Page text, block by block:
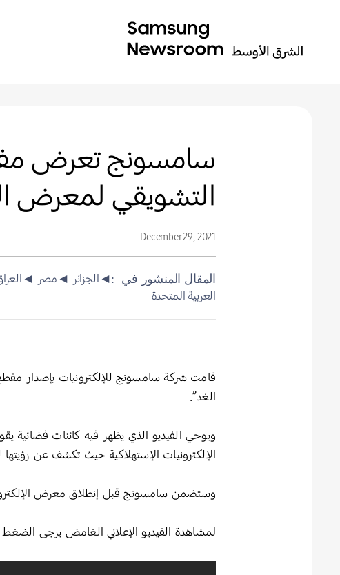
سامسونج تعرض
التشويقي لمعرض
December 29, 2021
المقال المنشور في ◄الجزائر ◄مصر
العربية المتحدة
الغد”.
ويوحي الفيديو الذي يظهر فيه كائنات
الإلكترونيات الإستهلاكية حيث تكشف عن
وستضمن سامسونج قبل إنطلاق معرض
لمشاهدة الفيديو الإعلاني الغامض يرجى الضغط